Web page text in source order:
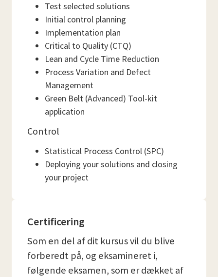
Test selected solutions
Initial control planning
Implementation plan
Critical to Quality (CTQ)
Lean and Cycle Time Reduction
Process Variation and Defect
Management
Green Belt (Advanced) Tool-kit
application
Control
Statistical Process Control (SPC)
Deploying your solutions and closing
your project
Certificering
Som en del af dit kursus vil du blive
forberedt på, og eksamineret i,
følgende eksamen, som er dækket af